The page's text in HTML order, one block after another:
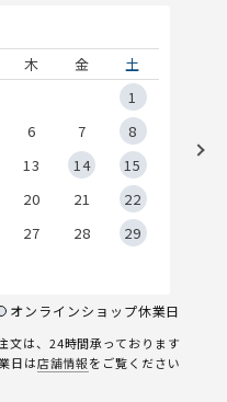
木 金
土
1
6 7
8
13 14
15
20 21
22
27 28
29
オンラインショップ休業日
文は、24時間承っております
日は店舗情報をご覧ください